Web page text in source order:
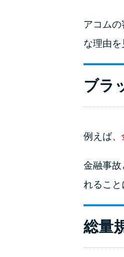
アコム
な理由を
ブラ
例えば、
金融事故
れること
総量